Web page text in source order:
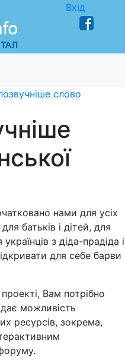
Вхід
слово
нами для усіх
батьків і дітей, для
з діда-прадіда і
для себе барви
Вам потрібно
можливість
ресурсів, зокрема,